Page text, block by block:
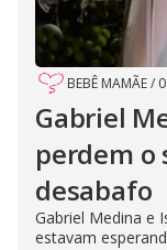
BEBÊ MAMÃE/
Gabriel
perdem o
desabafo
Gabriel Medina e
estavam